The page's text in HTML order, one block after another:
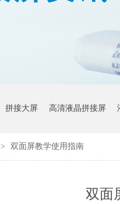
拼接大屏 高清液晶拼接屏
> 双面屏教学使用指南
双面